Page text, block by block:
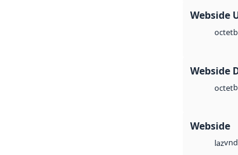
Webside
octet
Webside
octet
Webside
laz